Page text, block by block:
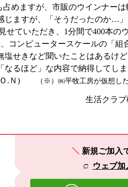
めますが、市販のウインナー
ますが、「そうだったのか…」
ていただき、1分間で400本の
コンピュータースケールの「組
せきなど聞いたことはあるけ
るほど」な内容で納得してしま
(Ｏ.Ｎ)
（※）㈱平牧工房が仮想し
生活クラ
新規ご加入
ウェブ加